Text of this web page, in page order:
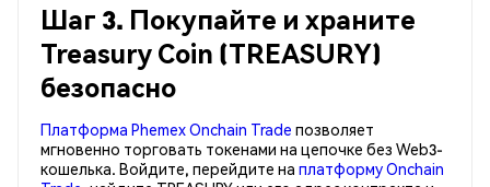
Шаг 3. Покупайте и храните
Treasury Coin (TREASURY)
безопасно
Платформа Phemex Onchain Trade позволяет
мгновенно торговать токенами на цепочке без Web3-
кошелька. Войдите, перейдите на платформу Onchain